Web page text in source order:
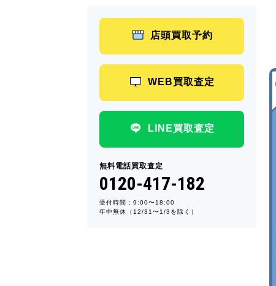
店頭買取予約
WEB買取査定
LINE買取査定
無料電話買取査定
0120-417-182
受付時間：9:00〜18:00
年中無休（12/31〜1/3を除く）